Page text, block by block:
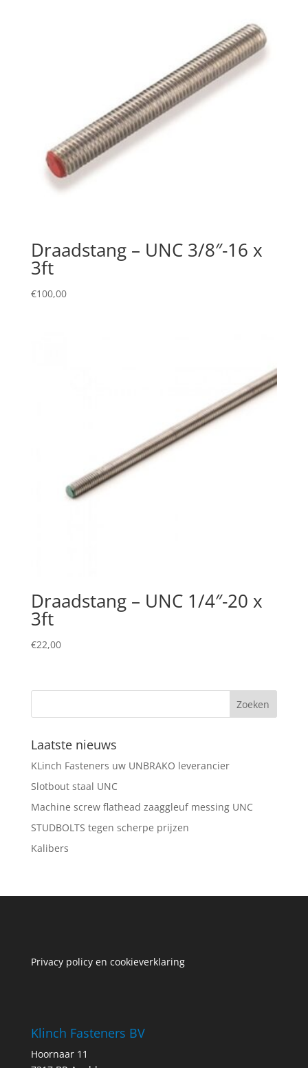
Draadstang – UNC 3/8″-16 x
3ft
€100,00
Draadstang – UNC 1/4″-20 x
3ft
€22,00
Laatste nieuws
KLinch Fasteners uw UNBRAKO leverancier
Slotbout staal UNC
Machine screw flathead zaaggleuf messing UNC
STUDBOLTS tegen scherpe prijzen
Kalibers
Privacy policy en cookieverklaring
Klinch Fasteners BV
Hoornaar 11